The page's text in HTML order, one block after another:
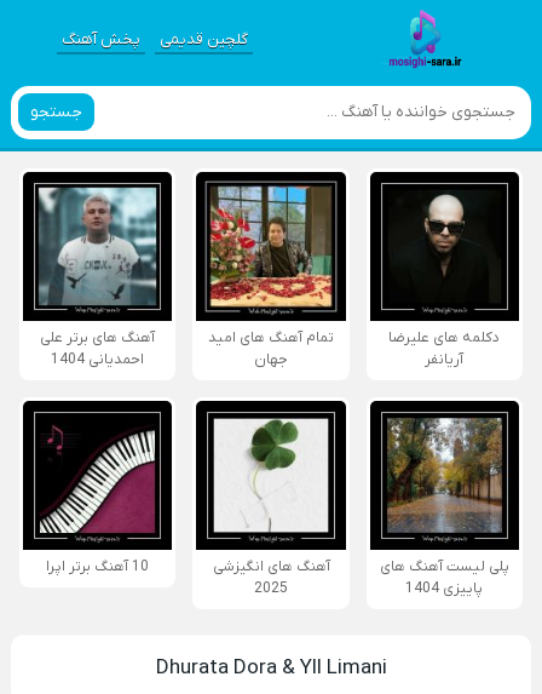
گلچین قدیمی پخش آهنگ
جستجو
دکلمه های علیرضا
آریانفر
تمام آهنگ های امید
جهان
آهنگ های برتر علی
احمدیانی 1404
پلی لیست آهنگ های
پاییزی 1404
آهنگ های انگیزشی
2025
10 آهنگ برتر اپرا
Dhurata Dora & Yll Limani